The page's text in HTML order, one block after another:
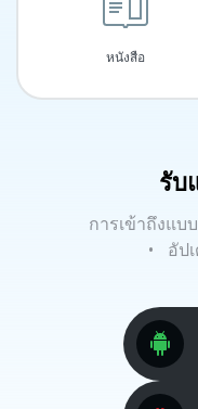
หนังสือ
รับ
การเข้าถึงแบ
อัป